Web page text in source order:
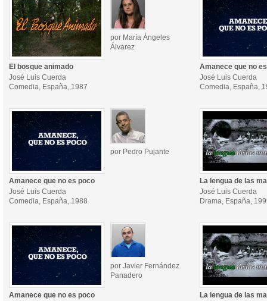
por María Ángeles
Álvarez
El bosque animado
José Luis Cuerda
Comedia, España, 1987
Amanece que no
José Luis Cuerda
Comedia, España,
por Pedro Pujante
Amanece que no es poco
José Luis Cuerda
Comedia, España, 1988
La lengua de las
José Luis Cuerda
Drama, España,
por Javier Fernández
Panadero
Amanece que no es poco
La lengua de las